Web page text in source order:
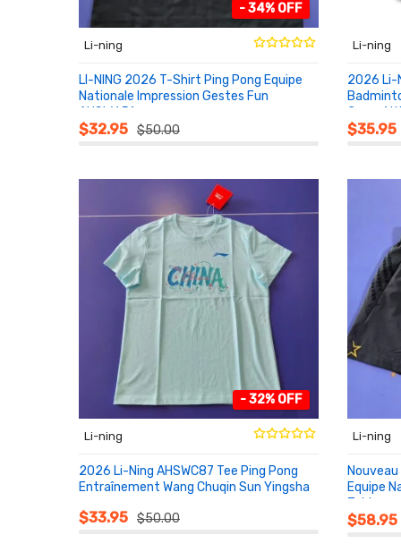
- 34% OFF
Li-ning
LI-NING 2026 T-Shirt Ping Pong Equipe
Nationale Impression Gestes Fun
AHSW651
$32.95 $50.00
Li-ning
2026 Li-
$35.95
- 32% OFF
Li-ning
2026 Li-Ning AHSWC87 Tee Ping Pong
Entraînement Wang Chuqin Sun Yingsha
$33.95 $50.00
Li-ning
Equipe
Table
$58.95